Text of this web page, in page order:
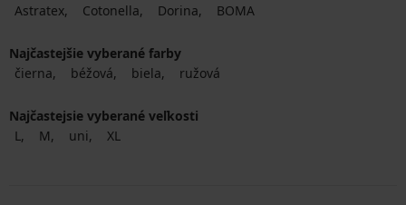
Astratex
Cotonella Dorina BOMA
Najčastejšie vyberané farby
čierna
béžová biela ružová
Najčastejsie vyberané veľkosti
L
M uni XL